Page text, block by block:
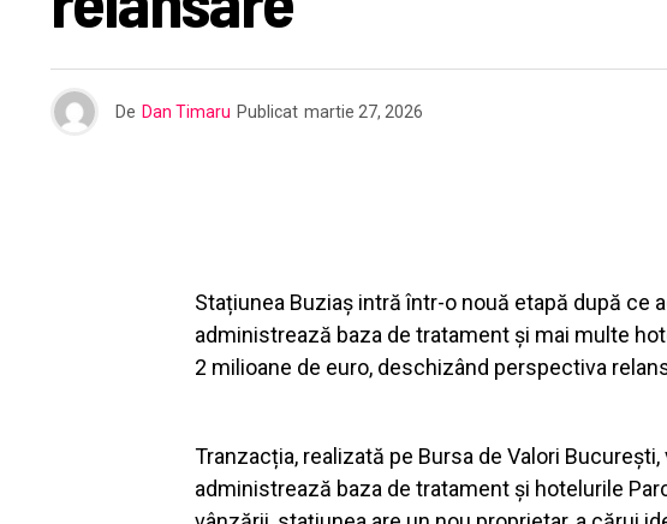
De Dan Timaru Publicat martie 27, 2026
Stațiunea Buziaș intră într-o nouă etapă după ce
administrează baza de tratament și mai multe
2 milioane de euro, deschizând perspectiva
Tranzacția, realizată pe Bursa de Valori
administrează baza de tratament și hotelurile